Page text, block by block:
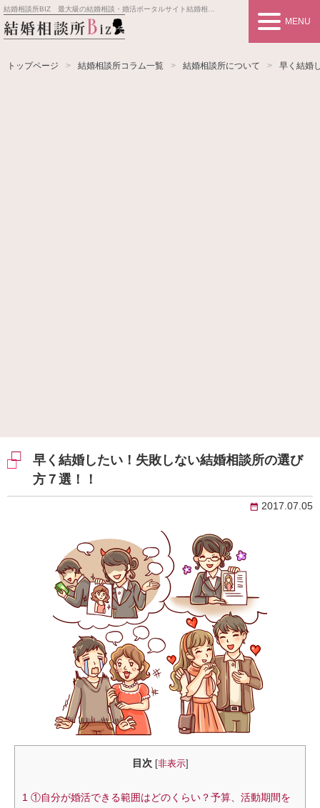
結婚相談所BIZ 最大級の結婚相談・婚活ポータルサイト結婚相談所事業者情報や婚活お見合いの悩み、対策を紹介します。
MENU
トップページ 結婚相談所コラム一覧 結婚相談所について 早く結婚
早く結婚したい！失敗しない結婚相談所の選び
方７選！！
2017.07.05
目次 [非表示]
1 ①自分が婚活できる範囲はどのくらい？予算、活動期間を